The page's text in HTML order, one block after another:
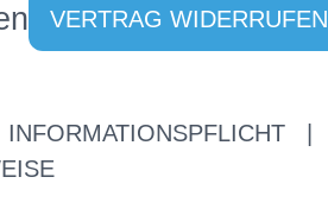
VERTRAG WIDERRUFEN
INFORMATIONSPFLICHT